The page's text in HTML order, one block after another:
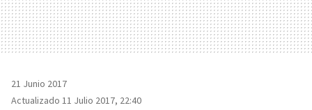
21 Junio 2017
Actualizado 11 Julio 2017, 22:40